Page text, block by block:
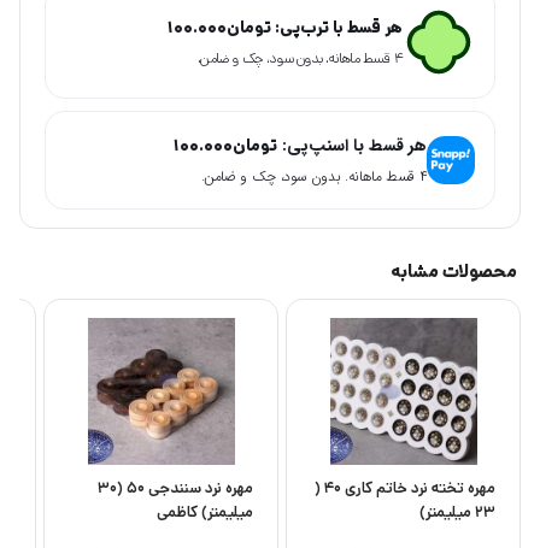
هر قسط با ترب‌پی: تومان100.000
۴ قسط ماهانه. بدون سود، چک و ضامن.
هر قسط با اسنپ‌پی: تومان100.000
۴ قسط ماهانه. بدون سود، چک و ضامن.
محصولات مشابه
مهره تخته نرد خاتم کاری 40 (
23 میلیمتر)
مهره نرد سنندجی 50 (30
میلیمتر) کاظمی